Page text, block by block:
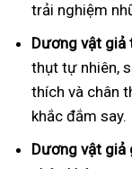
trải nghiệm
Dương vật
thụt tự nhiên,
thích và chân
khắc đắm say.
Dương vật